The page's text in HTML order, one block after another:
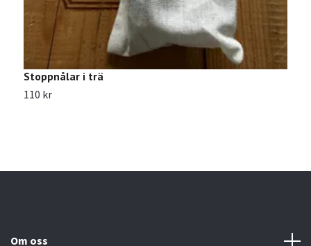
Stoppnålar i trä
110 kr
Om oss